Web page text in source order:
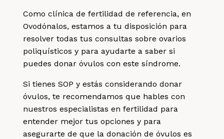
Como clínica de fertilidad de referencia, en
Ovodónalos, estamos a tu disposición para
resolver todas tus consultas sobre ovarios
poliquísticos y para ayudarte a saber si
puedes donar óvulos con este síndrome.
Si tienes SOP y estás considerando donar
óvulos, te recomendamos que hables con
nuestros especialistas en fertilidad para
entender mejor tus opciones y para
asegurarte de que la donación de óvulos es